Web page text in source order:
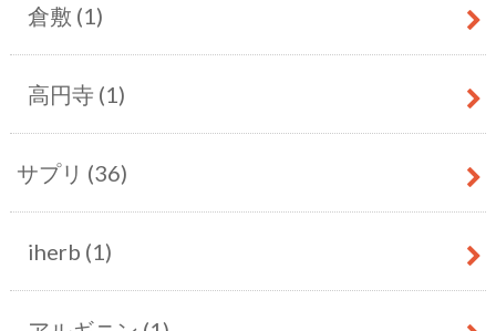
倉敷 (1)
高円寺 (1)
サプリ (36)
iherb (1)